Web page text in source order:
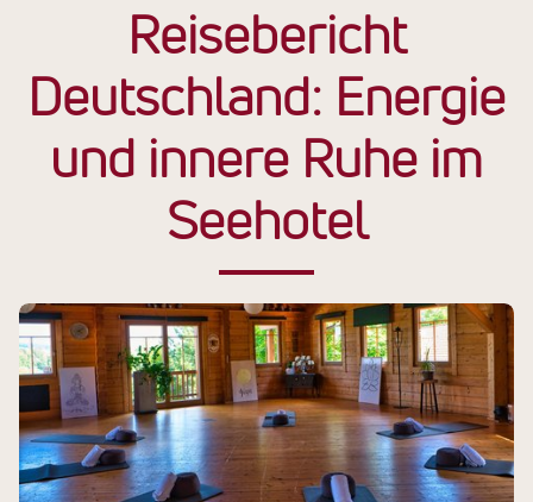
Reisebericht
Deutschland: Energie
und innere Ruhe im
Seehotel